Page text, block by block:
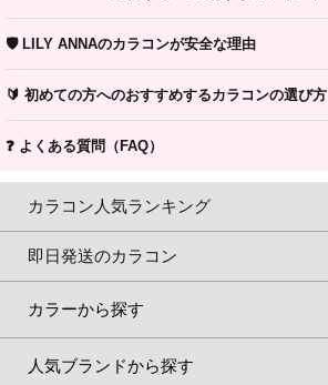
🛡️ LILY ANNAのカラコンが安全な理由
🔰 初めての方へのおすすめするカラコンの選び方
❓ よくある質問（FAQ）
カラコン人気ランキング
即日発送のカラコン
カラーから探す
人気ブランドから探す